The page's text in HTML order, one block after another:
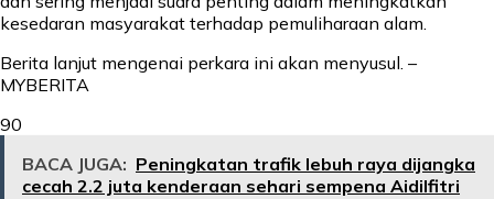
kesedaran masyarakat terhadap pemuliharaan alam.
Berita lanjut mengenai perkara ini akan menyusul. –
MYBERITA
90
BACA JUGA: Peningkatan trafik lebuh raya dijangka
cecah 2.2 juta kenderaan sehari sempena Aidilfitri